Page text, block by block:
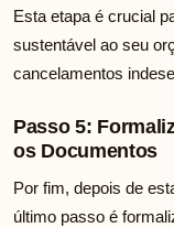
Esta etapa é crucial
sustentável ao seu
cancelamentos
Passo 5:
os Documentos
Por fim, depois de
último passo é